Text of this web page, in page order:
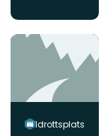
Idrottsplats